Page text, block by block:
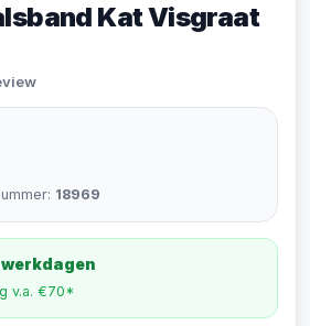
Kat Visgraat
18969
v.a. €70*